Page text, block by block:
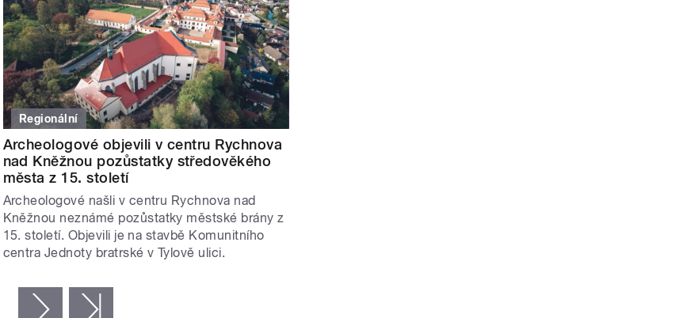
Regionální
Archeologové objevili v centru Rychnova
nad Kněžnou pozůstatky středověkého
města z 15. století
Archeologové našli v centru Rychnova nad
Kněžnou neznámé pozůstatky městské brány z
15. století. Objevili je na stavbě Komunitního
centra Jednoty bratrské v Tylově ulici.
následující ›